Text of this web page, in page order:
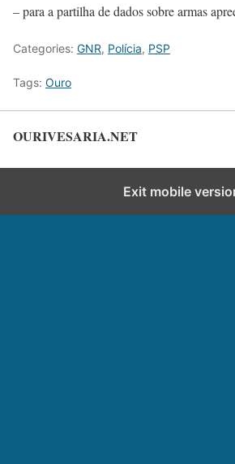
– para a partilha de dados sobre armas
Categories: GNR, Polícia, PSP
Tags: Ouro
OURIVESARIA.NET
Exit mobile